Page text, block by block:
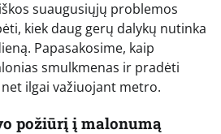
suaugusiųjų problemos
kiek daug gerų dalykų nutinka
Papasakosime, kaip
smulkmenas ir pradėti
ilgai važiuojant metro.
požiūrį į malonumą